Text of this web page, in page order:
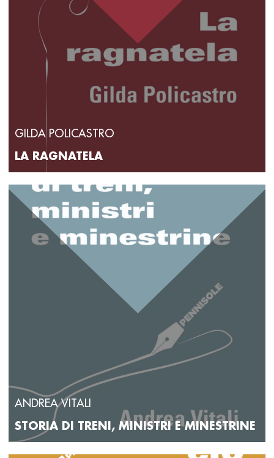
GILDA POLICASTRO
LA RAGNATELA
ANDREA VITALI
STORIA DI TRENI, MINISTRI E MINESTRINE